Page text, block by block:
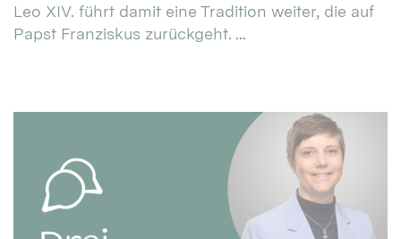
Leo XIV. führt damit eine Tradition weiter, die auf
Papst Franziskus zurückgeht. ...